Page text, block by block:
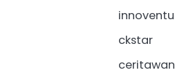
ckstar
ceritawan